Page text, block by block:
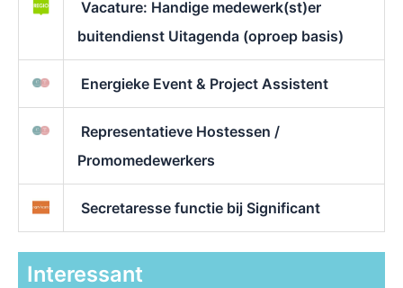
Vacature: Handige medewerk(st)er
buitendienst Uitagenda (oproep basis)
Energieke Event & Project Assistent
Representatieve Hostessen /
Promomedewerkers
Secretaresse functie bij Significant
Interessant